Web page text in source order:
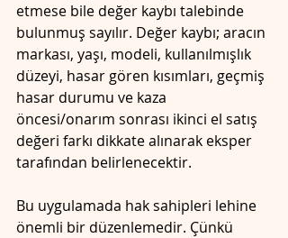
etmese bile değer kaybı talebinde
bulunmuş sayılır. Değer kaybı; aracın
markası, yaşı, modeli, kullanılmışlık
düzeyi, hasar gören kısımları, geçmiş
hasar durumu ve kaza
öncesi/onarım sonrası ikinci el satış
değeri farkı dikkate alınarak eksper
tarafından belirlenecektir.
Bu uygulamada hak sahipleri lehine
önemli bir düzenlemedir. Çünkü